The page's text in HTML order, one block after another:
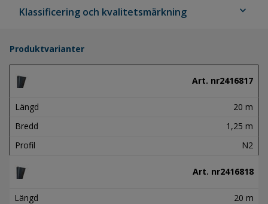
Klassificering och kvalitetsmärkning expand_more
Produktvarianter
Art. nr2416817
Längd
20 m
Bredd
1,25 m
Profil
N2
Art. nr2416818
Längd
20 m